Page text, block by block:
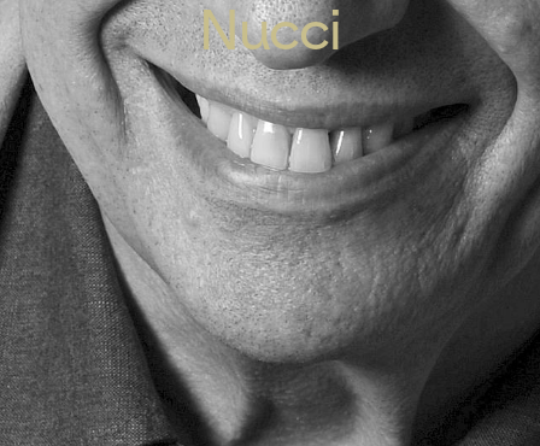
Nucci